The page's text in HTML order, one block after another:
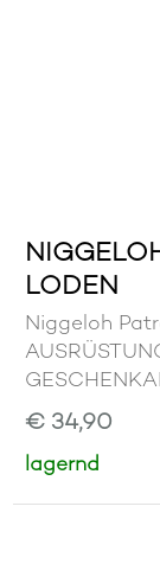
LODEN
Niggeloh
€ 34,90
lagernd